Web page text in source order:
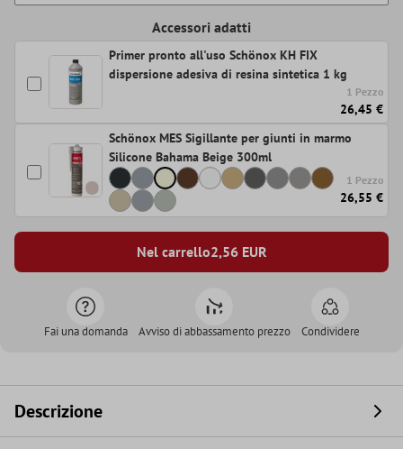
Accessori adatti
Primer pronto all'uso Schönox KH FIX
dispersione adesiva di resina sintetica 1 kg
1 Pezzo
26,45 €
Schönox MES Sigillante per giunti in marmo
Silicone Bahama Beige 300ml
1 Pezzo
26,55 €
Nel carrello2,56EUR
Fai una domanda Avviso di abbassamento prezzo Condividere
Descrizione